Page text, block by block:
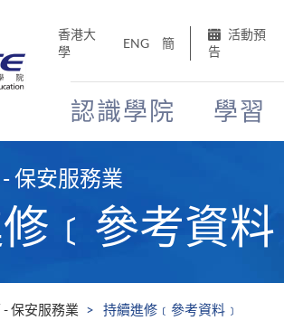
香港大
學
ENG 簡
活動預
告
認識學院 學習
保安服務業
﹝參考資料
保安服務業 持續進修﹝參考資料﹞